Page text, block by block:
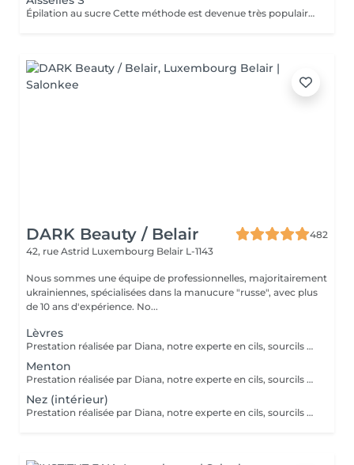
Épilation au sucre Cette méthode est devenue très populaire dans notre institut. La pâte de sucre est 100% naturelle. Elle est basée sur des recettes millénaires du Moyen Orient et contient exclusivement de l'eau et du sucre, sans aucune substance chimique, aromatique ou colorante. La pâte est hypoallergénique et ne provoque pas d'irritation de la peau. Elle s'applique sur toutes les zones. La pâte est poussée à l'intérieur du follicule, elle enveloppe les poils, les entoure et les lubrifie. L'extraction est fait dans le sens naturel de la croissance du poil. Dans le follicule il ne reste pas de poil cassé. Cette technique ne provoque pas de rougeur ni d'irritation de la peau. Avantage non-négligeable est le fait qu'il ne faut pas avoir une certaine longueur de poils comme avec la cire, le sucre enlève efficacement des poils très courts. Le sucre se retire sans bandes. Nous suggérons cette méthode aussi aux ados pour leurs premières épilations et aux personnes désirant une épilation intégrale, car nettement moins douloureuse que la cire.
DARK Beauty / Belair
482
42, rue Astrid Luxembourg Belair L-1143
Nous sommes une équipe de professionnelles, majoritairement
ukrainiennes, spécialisées dans la manucure "russe", avec plus
de 10 ans d'expérience. No...
Lèvres
Prestation réalisée par Diana, notre experte en cils, sourcils et épilation, avec plus de 10 ans d'expérience, garantissant précision et résultats de haute qualité.
Menton
Prestation réalisée par Diana, notre experte en cils, sourcils et épilation, avec plus de 10 ans d'expérience, garantissant précision et résultats de haute qualité.
Nez (intérieur)
Prestation réalisée par Diana, notre experte en cils, sourcils et épilation, avec plus de 10 ans d'expérience, garantissant précision et résultats de haute qualité.